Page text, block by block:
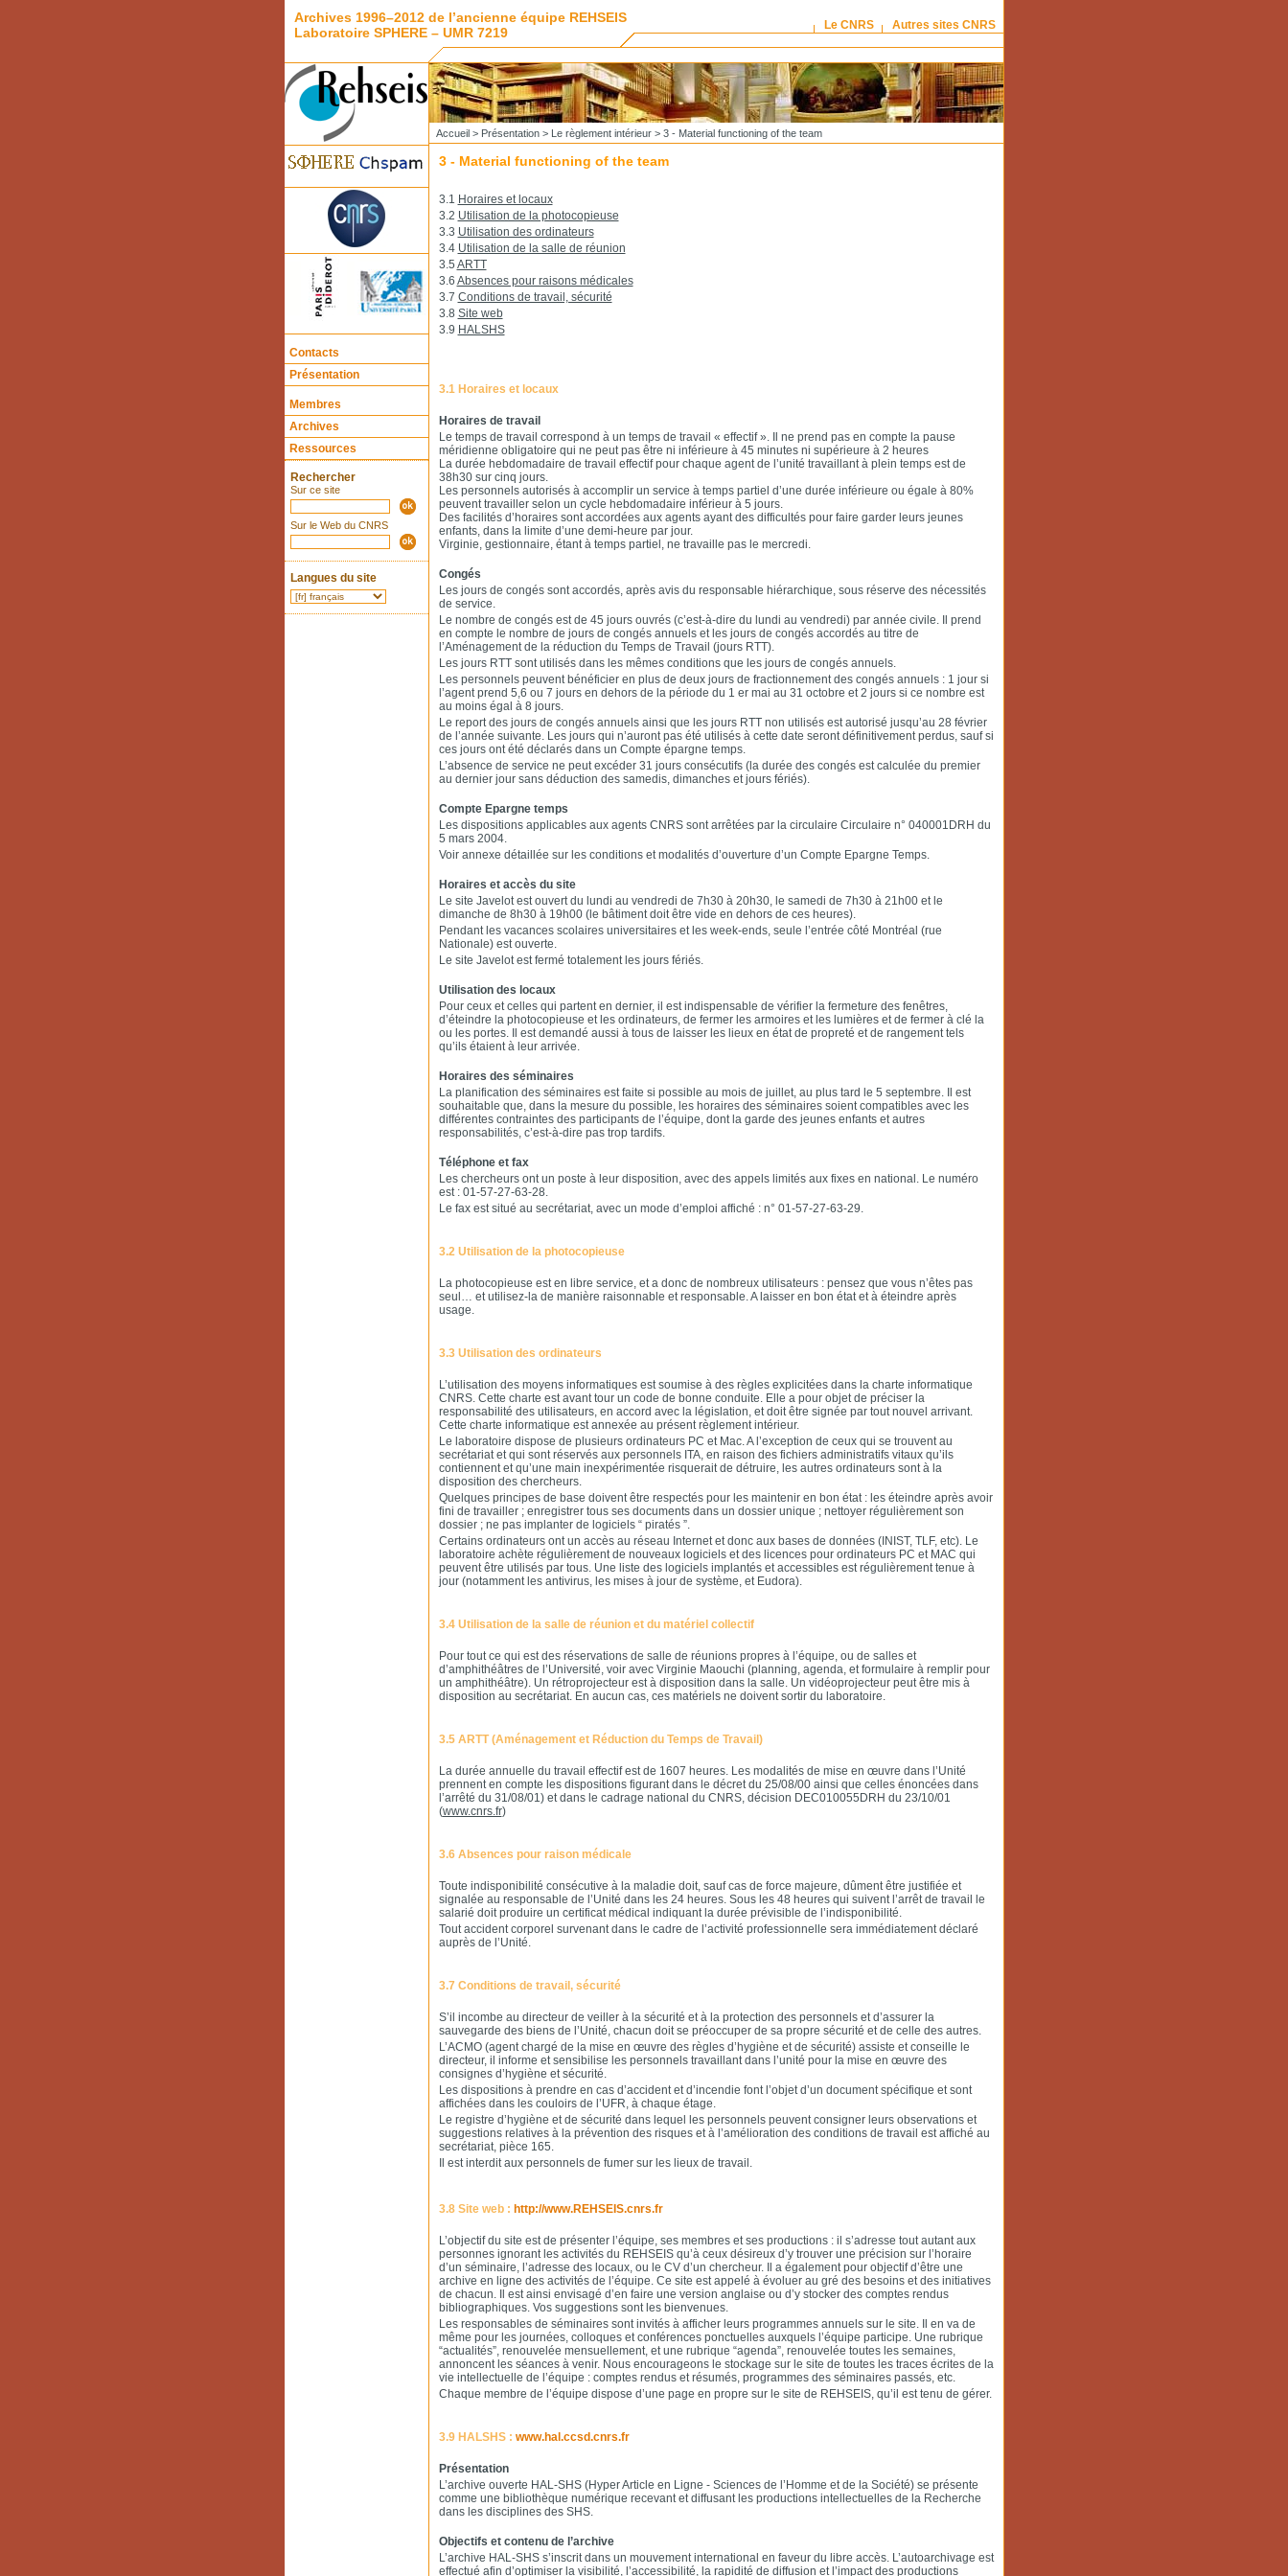
Archives 1996–2012 de l’ancienne équipe REHSEIS
Laboratoire SPHERE – UMR 7219
Le CNRS Autres sites CNRS
Contacts
Présentation
Membres
Archives
Ressources
Rechercher
Sur ce site
Sur le Web du CNRS
Langues du site
Accueil> Présentation> Le règlement intérieur> 3 - Material functioning of the team
3 - Material functioning of the team
3.1 Horaires et locaux
3.2 Utilisation de la photocopieuse
3.3 Utilisation des ordinateurs
3.4 Utilisation de la salle de réunion
3.5 ARTT
3.6 Absences pour raisons médicales
3.7 Conditions de travail, sécurité
3.8 Site web
3.9 HALSHS
3.1 Horaires et locaux
Horaires de travail
Le temps de travail correspond à un temps de travail « effectif ». Il ne prend pas en compte la pause
méridienne obligatoire qui ne peut pas être ni inférieure à 45 minutes ni supérieure à 2 heures
La durée hebdomadaire de travail effectif pour chaque agent de l’unité travaillant à plein temps est de
38h30 sur cinq jours.
Les personnels autorisés à accomplir un service à temps partiel d’une durée inférieure ou égale à 80%
peuvent travailler selon un cycle hebdomadaire inférieur à 5 jours.
Des facilités d’horaires sont accordées aux agents ayant des difficultés pour faire garder leurs jeunes
enfants, dans la limite d’une demi-heure par jour.
Virginie, gestionnaire, étant à temps partiel, ne travaille pas le mercredi.
Congés
Les jours de congés sont accordés, après avis du responsable hiérarchique, sous réserve des nécessités
de service.
Le nombre de congés est de 45 jours ouvrés (c’est-à-dire du lundi au vendredi) par année civile. Il prend
en compte le nombre de jours de congés annuels et les jours de congés accordés au titre de
l’Aménagement de la réduction du Temps de Travail (jours RTT).
Les jours RTT sont utilisés dans les mêmes conditions que les jours de congés annuels.
Les personnels peuvent bénéficier en plus de deux jours de fractionnement des congés annuels : 1 jour si
l’agent prend 5,6 ou 7 jours en dehors de la période du 1 er mai au 31 octobre et 2 jours si ce nombre est
au moins égal à 8 jours.
Le report des jours de congés annuels ainsi que les jours RTT non utilisés est autorisé jusqu’au 28 février
de l’année suivante. Les jours qui n’auront pas été utilisés à cette date seront définitivement perdus, sauf si
ces jours ont été déclarés dans un Compte épargne temps.
L’absence de service ne peut excéder 31 jours consécutifs (la durée des congés est calculée du premier
au dernier jour sans déduction des samedis, dimanches et jours fériés).
Compte Epargne temps
Les dispositions applicables aux agents CNRS sont arrêtées par la circulaire Circulaire n° 040001DRH du
5 mars 2004.
Voir annexe détaillée sur les conditions et modalités d’ouverture d’un Compte Epargne Temps.
Horaires et accès du site
Le site Javelot est ouvert du lundi au vendredi de 7h30 à 20h30, le samedi de 7h30 à 21h00 et le
dimanche de 8h30 à 19h00 (le bâtiment doit être vide en dehors de ces heures).
Pendant les vacances scolaires universitaires et les week-ends, seule l’entrée côté Montréal (rue
Nationale) est ouverte.
Le site Javelot est fermé totalement les jours fériés.
Utilisation des locaux
Pour ceux et celles qui partent en dernier, il est indispensable de vérifier la fermeture des fenêtres,
d’éteindre la photocopieuse et les ordinateurs, de fermer les armoires et les lumières et de fermer à clé la
ou les portes. Il est demandé aussi à tous de laisser les lieux en état de propreté et de rangement tels
qu’ils étaient à leur arrivée.
Horaires des séminaires
La planification des séminaires est faite si possible au mois de juillet, au plus tard le 5 septembre. Il est
souhaitable que, dans la mesure du possible, les horaires des séminaires soient compatibles avec les
différentes contraintes des participants de l’équipe, dont la garde des jeunes enfants et autres
responsabilités, c’est-à-dire pas trop tardifs.
Téléphone et fax
Les chercheurs ont un poste à leur disposition, avec des appels limités aux fixes en national. Le numéro
est : 01-57-27-63-28.
Le fax est situé au secrétariat, avec un mode d’emploi affiché : n° 01-57-27-63-29.
3.2 Utilisation de la photocopieuse
La photocopieuse est en libre service, et a donc de nombreux utilisateurs : pensez que vous n’êtes pas
seul… et utilisez-la de manière raisonnable et responsable. A laisser en bon état et à éteindre après
usage.
3.3 Utilisation des ordinateurs
L’utilisation des moyens informatiques est soumise à des règles explicitées dans la charte informatique
CNRS. Cette charte est avant tour un code de bonne conduite. Elle a pour objet de préciser la
responsabilité des utilisateurs, en accord avec la législation, et doit être signée par tout nouvel arrivant.
Cette charte informatique est annexée au présent règlement intérieur.
Le laboratoire dispose de plusieurs ordinateurs PC et Mac. A l’exception de ceux qui se trouvent au
secrétariat et qui sont réservés aux personnels ITA, en raison des fichiers administratifs vitaux qu’ils
contiennent et qu’une main inexpérimentée risquerait de détruire, les autres ordinateurs sont à la
disposition des chercheurs.
Quelques principes de base doivent être respectés pour les maintenir en bon état : les éteindre après avoir
fini de travailler ; enregistrer tous ses documents dans un dossier unique ; nettoyer régulièrement son
dossier ; ne pas implanter de logiciels “ piratés ”.
Certains ordinateurs ont un accès au réseau Internet et donc aux bases de données (INIST, TLF, etc). Le
laboratoire achète régulièrement de nouveaux logiciels et des licences pour ordinateurs PC et MAC qui
peuvent être utilisés par tous. Une liste des logiciels implantés et accessibles est régulièrement tenue à
jour (notamment les antivirus, les mises à jour de système, et Eudora).
3.4 Utilisation de la salle de réunion et du matériel collectif
Pour tout ce qui est des réservations de salle de réunions propres à l’équipe, ou de salles et
d’amphithéâtres de l’Université, voir avec Virginie Maouchi (planning, agenda, et formulaire à remplir pour
un amphithéâtre). Un rétroprojecteur est à disposition dans la salle. Un vidéoprojecteur peut être mis à
disposition au secrétariat. En aucun cas, ces matériels ne doivent sortir du laboratoire.
3.5 ARTT (Aménagement et Réduction du Temps de Travail)
La durée annuelle du travail effectif est de 1607 heures. Les modalités de mise en œuvre dans l’Unité
prennent en compte les dispositions figurant dans le décret du 25/08/00 ainsi que celles énoncées dans
l’arrêté du 31/08/01) et dans le cadrage national du CNRS, décision DEC010055DRH du 23/10/01
(www.cnrs.fr)
3.6 Absences pour raison médicale
Toute indisponibilité consécutive à la maladie doit, sauf cas de force majeure, dûment être justifiée et
signalée au responsable de l’Unité dans les 24 heures. Sous les 48 heures qui suivent l’arrêt de travail le
salarié doit produire un certificat médical indiquant la durée prévisible de l’indisponibilité.
Tout accident corporel survenant dans le cadre de l’activité professionnelle sera immédiatement déclaré
auprès de l’Unité.
3.7 Conditions de travail, sécurité
S’il incombe au directeur de veiller à la sécurité et à la protection des personnels et d’assurer la
sauvegarde des biens de l’Unité, chacun doit se préoccuper de sa propre sécurité et de celle des autres.
L’ACMO (agent chargé de la mise en œuvre des règles d’hygiène et de sécurité) assiste et conseille le
directeur, il informe et sensibilise les personnels travaillant dans l’unité pour la mise en œuvre des
consignes d’hygiène et sécurité.
Les dispositions à prendre en cas d’accident et d’incendie font l’objet d’un document spécifique et sont
affichées dans les couloirs de l’UFR, à chaque étage.
Le registre d’hygiène et de sécurité dans lequel les personnels peuvent consigner leurs observations et
suggestions relatives à la prévention des risques et à l’amélioration des conditions de travail est affiché au
secrétariat, pièce 165.
Il est interdit aux personnels de fumer sur les lieux de travail.
3.8 Site web : http://www.REHSEIS.cnrs.fr
L’objectif du site est de présenter l’équipe, ses membres et ses productions : il s’adresse tout autant aux
personnes ignorant les activités du REHSEIS qu’à ceux désireux d’y trouver une précision sur l’horaire
d’un séminaire, l’adresse des locaux, ou le CV d’un chercheur. Il a également pour objectif d’être une
archive en ligne des activités de l’équipe. Ce site est appelé à évoluer au gré des besoins et des initiatives
de chacun. Il est ainsi envisagé d’en faire une version anglaise ou d’y stocker des comptes rendus
bibliographiques. Vos suggestions sont les bienvenues.
Les responsables de séminaires sont invités à afficher leurs programmes annuels sur le site. Il en va de
même pour les journées, colloques et conférences ponctuelles auxquels l’équipe participe. Une rubrique
“actualités”, renouvelée mensuellement, et une rubrique “agenda”, renouvelée toutes les semaines,
annoncent les séances à venir. Nous encourageons le stockage sur le site de toutes les traces écrites de la
vie intellectuelle de l’équipe : comptes rendus et résumés, programmes des séminaires passés, etc.
Chaque membre de l’équipe dispose d’une page en propre sur le site de REHSEIS, qu’il est tenu de gérer.
3.9 HALSHS : www.hal.ccsd.cnrs.fr
Présentation
L’archive ouverte HAL-SHS (Hyper Article en Ligne - Sciences de l’Homme et de la Société) se présente
comme une bibliothèque numérique recevant et diffusant les productions intellectuelles de la Recherche
dans les disciplines des SHS.
Objectifs et contenu de l’archive
L’archive HAL-SHS s’inscrit dans un mouvement international en faveur du libre accès. L’autoarchivage est
effectué afin d’optimiser la visibilité, l’accessibilité, la rapidité de diffusion et l’impact des productions